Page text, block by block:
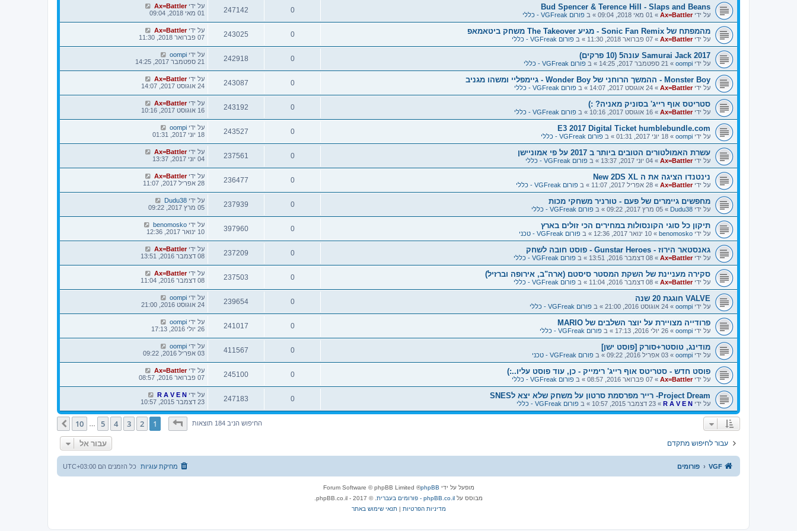
Bud Spencer & Terence Hill - Slaps and Beans
על ידיAx=Battler
» 01 מאי 2018, 09:04 » ב פורום VGFreak - כללי
0
247142 על ידיAx=Battler
01 מאי 2018, 09:04
מהמפתח של Sonic Fan Remix - מגיע The Takeover משחק ביטאמאפ
על ידיAx=Battler
» 07 פברואר 2018, 11:30 » ב פורום VGFreak - כללי
0
243025 על ידיAx=Battler
07 פברואר 2018, 11:30
Samurai Jack 2017 עונה5 (10 פרקים)
על ידי oompi
» 21 ספטמבר 2017, 14:25 » ב פורום VGFreak - כללי
0
242918 על ידי oompi
21 ספטמבר 2017, 14:25
Monster Boy - ההמשך הרוחני של Wonder Boy - גיימפליי ומשהו מגניב
על ידיAx=Battler
» 24 אוגוסט 2017, 14:07 » ב פורום VGFreak - כללי
0
243087 על ידיAx=Battler
24 אוגוסט 2017, 14:07
סטריטס אוף רייג' בסוניק מאניה? :)
על ידיAx=Battler
» 16 אוגוסט 2017, 10:16 » ב פורום VGFreak - כללי
0
243192 על ידיAx=Battler
16 אוגוסט 2017, 10:16
E3 2017 Digital Ticket humblebundle.com
על ידי oompi
» 18 יוני 2017, 01:31 » ב פורום VGFreak - כללי
0
243527 על ידי oompi
18 יוני 2017, 01:31
עשרת האמולטורים הטובים ביותר ב 2017 על פי אמוניישן
על ידיAx=Battler
» 04 יוני 2017, 13:37 » ב פורום VGFreak - כללי
0
237561 על ידיAx=Battler
04 יוני 2017, 13:37
נינטנדו הציגה את ה New 2DS XL
על ידיAx=Battler
» 28 אפריל 2017, 11:07 » ב פורום VGFreak - כללי
0
236477 על ידיAx=Battler
28 אפריל 2017, 11:07
מחפשים גיימרים של פעם - טורניר משחקי מכות
על ידי Dudu38
» 05 מרץ 2017, 09:22 » ב פורום VGFreak - כללי
0
237939 על ידי Dudu38
05 מרץ 2017, 09:22
תיקון כל סוגי הקונסולות במחירים הכי זולים בארץ
על ידי benomosko
» 10 ינואר 2017, 12:36 » ב פורום VGFreak - טכני
0
397960 על ידי benomosko
10 ינואר 2017, 12:36
גאנסטאר הירוז - Gunstar Heroes - פוסט חובה לשחק
על ידיAx=Battler
» 08 דצמבר 2016, 13:51 » ב פורום VGFreak - כללי
0
237209 על ידיAx=Battler
08 דצמבר 2016, 13:51
סקירה מעניינת של השקת המסטר סיסטם (ארה"ב, אירופה וברזיל)
על ידיAx=Battler
» 08 דצמבר 2016, 11:04 » ב פורום VGFreak - כללי
0
237503 על ידיAx=Battler
08 דצמבר 2016, 11:04
VALVE חוגגת 20 שנה
על ידי oompi
» 24 אוגוסט 2016, 21:00 » ב פורום VGFreak - כללי
0
239654 על ידי oompi
24 אוגוסט 2016, 21:00
פרודייה מצויירת על יוצר השלבים של MARIO
על ידי oompi
» 26 יולי 2016, 17:13 » ב פורום VGFreak - כללי
0
241017 על ידי oompi
26 יולי 2016, 17:13
מודינג, טוסטר+סורק [פוסט ישן]
על ידי oompi
» 03 אפריל 2016, 09:22 » ב פורום VGFreak - טכני
0
411567 על ידי oompi
03 אפריל 2016, 09:22
פוסט חדש - סטריטס אוף רייג' רימייק - כן, עוד פוסט עליו..:)
על ידיAx=Battler
» 07 פברואר 2016, 08:57 » ב פורום VGFreak - כללי
0
245100 על ידיAx=Battler
07 פברואר 2016, 08:57
Project Dream- רייר מפרסמת סרטון על משחק שלא יצא לSNES
על ידי R A V E N
» 23 דצמבר 2015, 10:57 » ב פורום VGFreak - כללי
0
247183 על ידי R A V E N
23 דצמבר 2015, 10:57
החיפוש הניב 184 תוצאות דף1מתוך10
1
2
3
4
5
10 הבא
עבור לחיפוש מתקדם עבור אל
VGF פורומים כל הזמנים הם UTC+03:00 מחיקת עוגיות
מופעל על ידי phpBB
® Forum Software © phpBB Limited
מבוסס על phpBB.co.il - פורומים בעברית
. © 2017 - phpBB.co.il.
מדיניות הפרטיות |תנאי שימוש באתר